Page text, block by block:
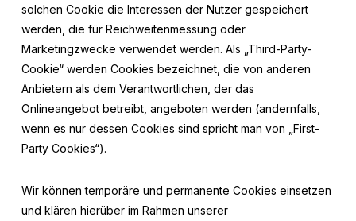
solchen Cookie die Interessen der Nutzer gespeichert
werden, die für Reichweitenmessung oder
Marketingzwecke verwendet werden. Als „Third-Party-
Cookie“ werden Cookies bezeichnet, die von anderen
Anbietern als dem Verantwortlichen, der das
Onlineangebot betreibt, angeboten werden (andernfalls,
wenn es nur dessen Cookies sind spricht man von „First-
Party Cookies“).
Wir können temporäre und permanente Cookies einsetzen
und klären hierüber im Rahmen unserer